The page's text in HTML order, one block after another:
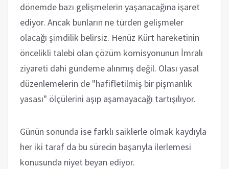
dönemde bazı gelişmelerin yaşanacağına işaret
ediyor. Ancak bunların ne türden gelişmeler
olacağı şimdilik belirsiz. Henüz Kürt hareketinin
öncelikli talebi olan çözüm komisyonunun İmralı
ziyareti dahi gündeme alınmış değil. Olası yasal
düzenlemelerin de "hafifletilmiş bir pişmanlık
yasası" ölçülerini aşıp aşamayacağı tartışılıyor.
Günün sonunda ise farklı saiklerle olmak kaydıyla
her iki taraf da bu sürecin başarıyla ilerlemesi
konusunda niyet beyan ediyor.